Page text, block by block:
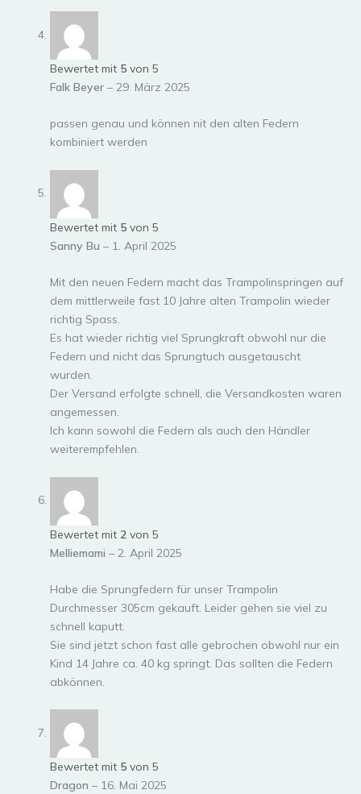
Bewertet mit 5 von 5
Falk Beyer – 29. März 2025
passen genau und können nit den alten Federn
kombiniert werden
Bewertet mit 5 von 5
Sanny Bu – 1. April 2025
Mit den neuen Federn macht das Trampolinspringen auf
dem mittlerweile fast 10 Jahre alten Trampolin wieder
richtig Spass.
Es hat wieder richtig viel Sprungkraft obwohl nur die
Federn und nicht das Sprungtuch ausgetauscht
wurden.
Der Versand erfolgte schnell, die Versandkosten waren
angemessen.
Ich kann sowohl die Federn als auch den Händler
weiterempfehlen.
Bewertet mit 2 von 5
Melliemami – 2. April 2025
Habe die Sprungfedern für unser Trampolin
Durchmesser 305cm gekauft. Leider gehen sie viel zu
schnell kaputt.
Sie sind jetzt schon fast alle gebrochen obwohl nur ein
Kind 14 Jahre ca. 40 kg springt. Das sollten die Federn
abkönnen.
Bewertet mit 5 von 5
Dragon – 16. Mai 2025